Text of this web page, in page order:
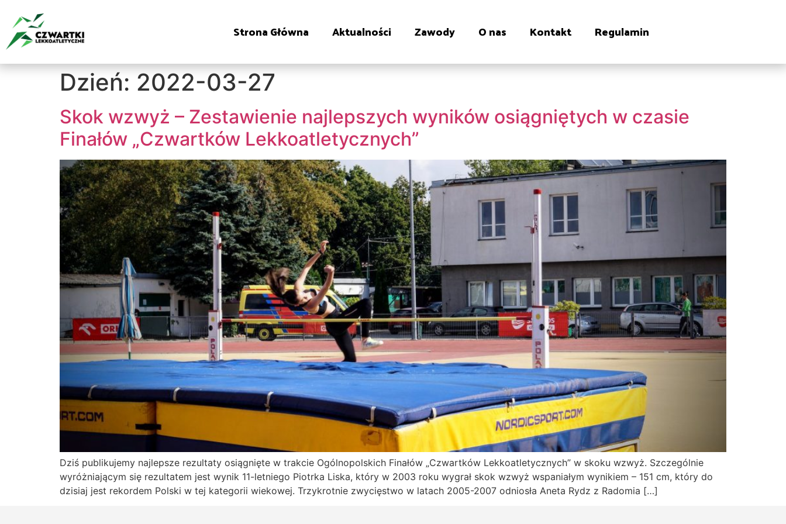
Strona Główna Aktualności Zawody O nas Kontakt Regulamin
Dzień: 2022-03-27
Skok wzwyż – Zestawienie najlepszych wyników osiągniętych w czasie
Finałów „Czwartków Lekkoatletycznych”
Dziś publikujemy najlepsze rezultaty osiągnięte w trakcie Ogólnopolskich Finałów „Czwartków Lekkoatletycznych” w skoku wzwyż. Szczególnie
wyróżniającym się rezultatem jest wynik 11-letniego Piotrka Liska, który w 2003 roku wygrał skok wzwyż wspaniałym wynikiem – 151 cm, który do
dzisiaj jest rekordem Polski w tej kategorii wiekowej. Trzykrotnie zwycięstwo w latach 2005-2007 odniosła Aneta Rydz z Radomia […]